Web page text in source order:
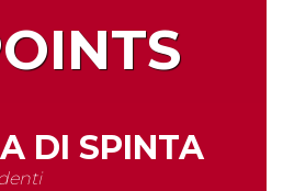
DI SPINTA